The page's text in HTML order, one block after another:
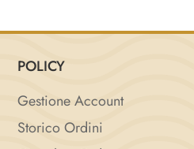
POLICY
Gestione Account
Storico Ordini